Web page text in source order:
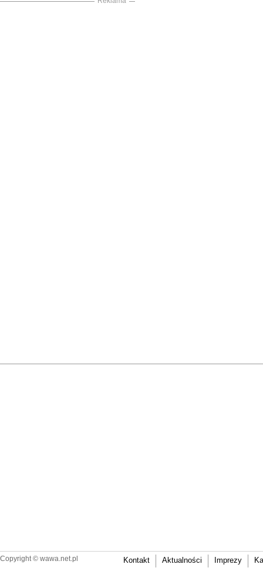
Copyright © wawa.net.pl Kontakt Aktualności Imprezy